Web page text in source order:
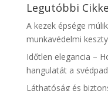
Legutóbbi
A kezek épsége
munkavédelmi
Időtlen elegancia –
hangulatát a
Láthatóság és